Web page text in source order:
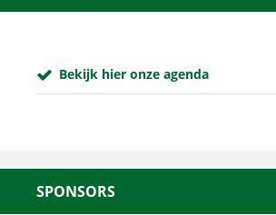
Bekijk hier onze agenda
SPONSORS